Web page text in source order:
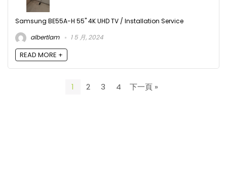
Samsung BE55A-H 55" 4K UHD TV / Installation Service
albertlam
1 5 月, 2024
READ MORE +
1 2 3 4 下一頁 »